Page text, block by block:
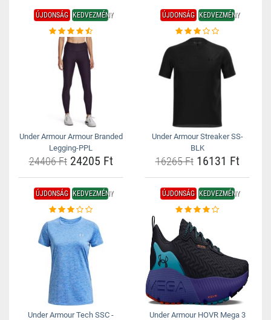
ÚJDONSÁG KEDVEZMÉNY
Under Armour Armour Branded
Legging-PPL
24406 Ft24205 Ft
ÚJDONSÁG KEDVEZMÉNY
Under Armour Streaker SS-
BLK
16265 Ft16131 Ft
ÚJDONSÁG KEDVEZMÉNY
Under Armour Tech SSC -
ÚJDONSÁG KEDVEZMÉNY
Under Armour HOVR Mega 3